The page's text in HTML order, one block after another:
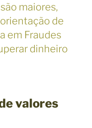
maiores,
de
em Fraudes
dinheiro
valores